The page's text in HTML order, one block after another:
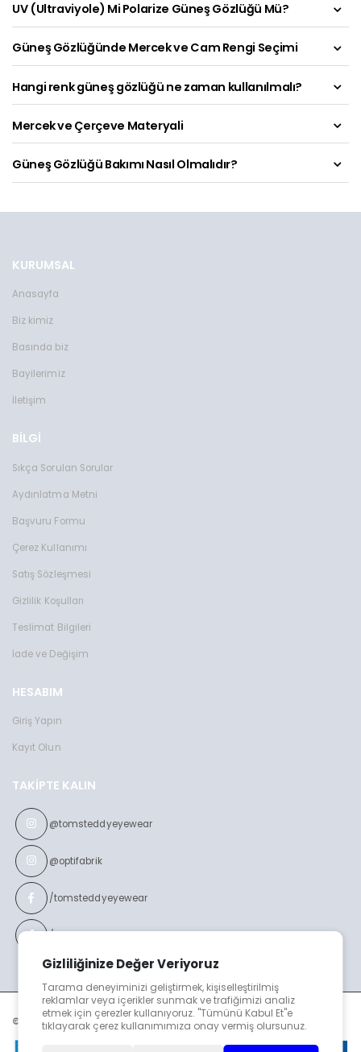
Gizliliğinize Değer Veriyoruz
Tarama deneyiminizi geliştirmek, kişiselleştirilmiş
reklamlar veya içerikler sunmak ve trafiğimizi analiz
etmek için çerezler kullanıyoruz. "Tümünü Kabul Et"e
tıklayarak çerez kullanımımıza onay vermiş olursunuz.
UV (Ultraviyole) Mi Polarize Güneş Gözlüğü Mü?
Güneş Gözlüğünde Mercek ve Cam Rengi Seçimi
Hangi renk güneş gözlüğü ne zaman kullanılmalı?
Mercek ve Çerçeve Materyali
Güneş Gözlüğü Bakımı Nasıl Olmalıdır?
KURUMSAL
Anasayfa
Biz kimiz
Basında biz
Bayilerimiz
İletişim
BİLGİ
Sıkça Sorulan Sorular
Aydınlatma Metni
Başvuru Formu
Çerez Kullanımı
Satış Sözleşmesi
Gizlilik Koşulları
Teslimat Bilgileri
İade ve Değişim
HESABIM
Giriş Yapın
Kayıt Olun
TAKIPTE KALIN
@tomsteddyeyewear
@optifabrik
/tomsteddyeyewear
/optifabrikeyewear
© TOMS TEDDY v2023